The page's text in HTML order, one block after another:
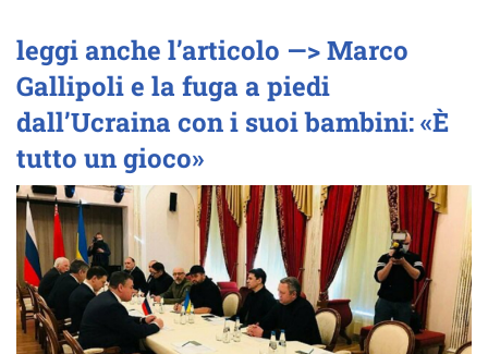
leggi anche l’articolo —> Marco
Gallipoli e la fuga a piedi
dall’Ucraina con i suoi bambini: «È
tutto un gioco»